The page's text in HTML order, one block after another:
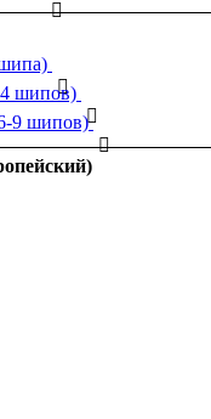
шипов)
9 шипов)